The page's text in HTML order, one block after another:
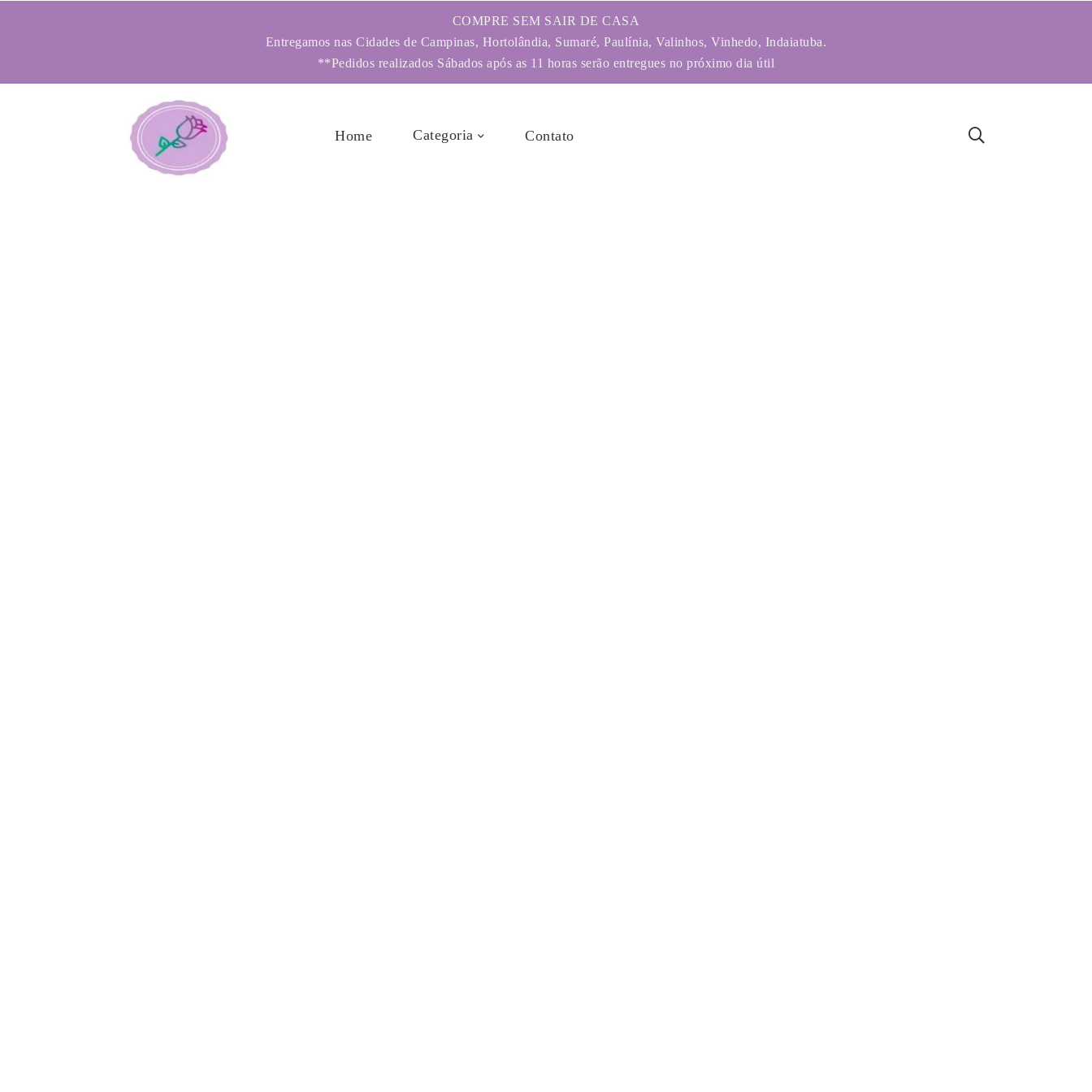
COMPRE SEM SAIR DE CASA
Entregamos nas Cidades de Campinas, Hortolândia, Sumaré, Paulínia, Valinhos, Vinhedo, Indaiatuba.
**Pedidos realizados Sábados após as 11 horas serão entregues no próximo dia útil
Home Categoria Contato